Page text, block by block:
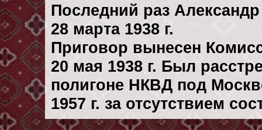
Последний раз
28 марта 1938 г.
Приговор вынесен
20 мая 1938 г. Был
полигоне НКВД под
1957 г. за отсутствием